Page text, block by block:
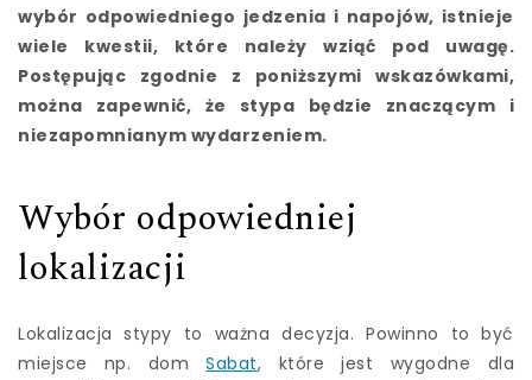
wybór odpowiedniego jedzenia i napojów, istnieje
wiele kwestii, które należy wziąć pod uwagę.
Postępując zgodnie z poniższymi wskazówkami,
można zapewnić, że stypa będzie znaczącym i
niezapomnianym wydarzeniem.
Wybór odpowiedniej
lokalizacji
Lokalizacja stypy to ważna decyzja. Powinno to być
miejsce np. domSabat, które jest wygodne dla